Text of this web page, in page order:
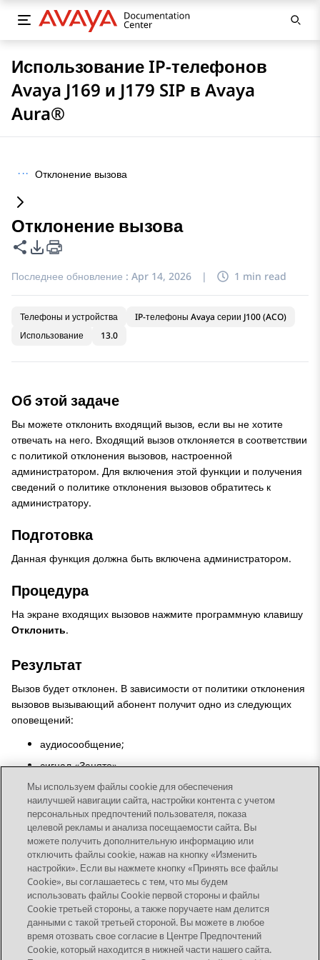
Использование IP-телефонов
Avaya J169 и J179 SIP в Avaya
Aura®
··· Отклонение вызова
Отклонение вызова
Поделиться этой страницей
Параметры экспорта PDF
Последнее обновление : Apr 14, 2026 | 1 min read
Телефоны и устройства
IP-телефоны Avaya серии J100 (ACO)
Использование
13.0
Об этой задаче
Вы можете отклонить входящий вызов, если вы не хотите
отвечать на него. Входящий вызов отклоняется в соответствии
с политикой отклонения вызовов, настроенной
администратором. Для включения этой функции и получения
сведений о политике отклонения вызовов обратитесь к
администратору.
Подготовка
Данная функция должна быть включена администратором.
Процедура
На экране входящих вызовов нажмите программную клавишу
Отклонить.
Результат
Вызов будет отклонен. В зависимости от политики отклонения
вызовов вызывающий абонент получит одно из следующих
оповещений:
аудиосообщение;
сигнал «Занято».
Send Feedback
Topic navigation
Предыдущая тема Следующая тема
Мы используем файлы cookie для обеспечения
наилучшей навигации сайта, настройки контента с учетом
персональных предпочтений пользователя, показа
целевой рекламы и анализа посещаемости сайта. Вы
можете получить дополнительную информацию или
отключить файлы cookie, нажав на кнопку «Изменить
настройки». Если вы нажмете кнопку «Принять все файлы
Cookie», вы соглашаетесь с тем, что мы будем
использовать файлы Cookie первой стороны и файлы
Cookie третьей стороны, а также поручаете нам делится
данными с такой третьей стороной. Вы можете в любое
время отозвать свое согласие в Центре Предпочтений
Cookie, который находится в нижней части нашего сайта.